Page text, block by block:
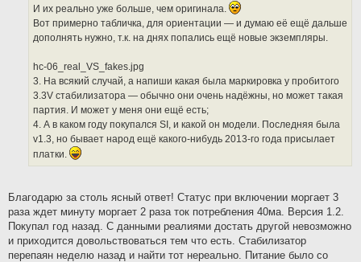
И их реально уже больше, чем оригинала.
Вот примерно табличка, для ориентации — и думаю её ещё дальше
дополнять нужно, т.к. на днях попались ещё новые экземпляры.
hc-06_real_VS_fakes.jpg
3. На всякий случай, а напиши какая была маркировка у пробитого
3.3V стабилизатора — обычно они очень надёжны, но может такая
партия. И может у меня они ещё есть;
4. А в каком году покупался SI, и какой он модели. Последняя была
v1.3, но бывает народ ещё какого-нибудь 2013-го года присылает
платки.
Благодарю за столь ясный ответ! Статус при включении моргает 3
раза ждет минуту моргает 2 раза ток потребления 40ма. Версия 1.2.
Покупал год назад. С данными реалиями достать другой невозможно
и приходится довольствоваться тем что есть. Стабилизатор
перепаян неделю назад и найти тот нереально. Питание было со